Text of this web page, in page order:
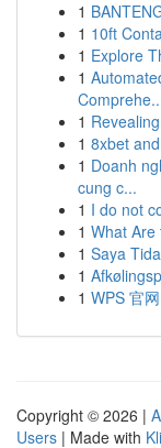
1
1 10ft
1 Explore
1
1
1 8xbet
1 Doanh
cung c...
1 I do not
1 What Are
1 Saya
1
1 WPS 官
Copyright © 2026 |
Users | Made with